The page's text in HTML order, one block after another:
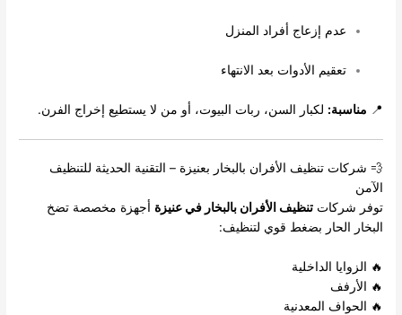
عدم إزعاج أفراد المنزل
تعقيم الأدوات بعد الانتهاء
📍 مناسبة: لكبار السن، ربات البيوت، أو من لا يستطيع إخراج الفرن.
💨 شركات تنظيف الأفران بالبخار بعنيزة – التقنية الحديثة للتنظيف
الآمن
توفر شركاتتنظيف الأفران بالبخار في عنيزة أجهزة مخصصة تضخ
البخار الحار بضغط قوي لتنظيف:
🔥 الزوايا الداخلية
🔥 الأرفف
🔥 الحواف المعدنية